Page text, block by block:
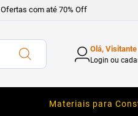
Ofertas com até 70% Off
Olá, Visitante
Login ou
Materiais para